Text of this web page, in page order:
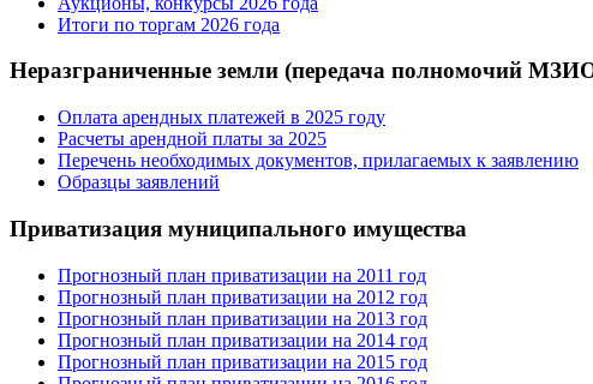
Итоги по торгам 2026 года
Неразграниченные земли (передача полномочий
Оплата арендных платежей в 2025 году
Расчеты арендной платы за 2025
Перечень необходимых документов, прилагаемых к заявлению
Образцы заявлений
Приватизация муниципального имущества
Прогнозный план приватизации на 2011 год
Прогнозный план приватизации на 2012 год
Прогнозный план приватизации на 2013 год
Прогнозный план приватизации на 2014 год
Прогнозный план приватизации на 2015 год